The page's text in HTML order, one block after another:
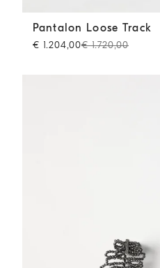
Pantalon Loose Track Beige
Pantalon Loose Track
€ 1.204,00€ 1.720,00